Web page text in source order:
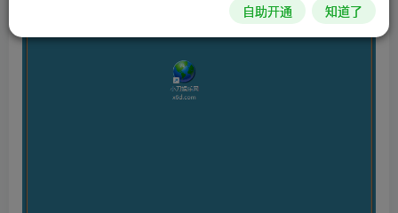
自助开通 知道了